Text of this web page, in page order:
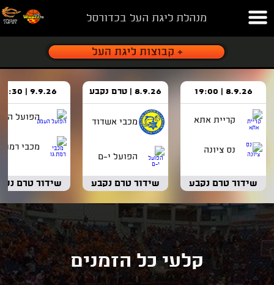
מנהלת ליגת העל בכדורסל
8.9.26 | 19:00
קריית אתא
נס ציונה
שידור טרם נקבע
8.9.26 | טרם נקבע
מכבי אשדוד
הפועל י-ם
שידור טרם נקבע
9.9.26 | 18:30
הפועל
מכבי רמת
שידור טרם
קלעי כל הזמנים